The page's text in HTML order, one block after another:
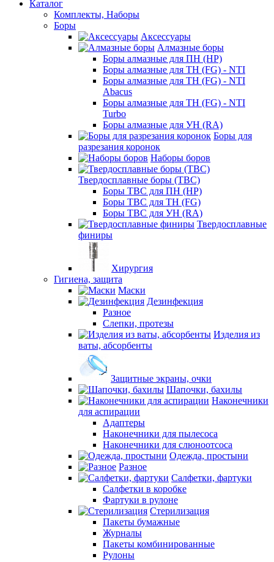
Каталог
Комплекты, Наборы
Боры
Аксессуары
Алмазные боры
Боры алмазные для ПН (HP)
Боры алмазные для ТН (FG) - NTI
Боры алмазные для ТН (FG) - NTI
Abacus
Боры алмазные для ТН (FG) - NTI
Turbo
Боры алмазные для УН (RA)
Боры для
разрезания коронок
Наборы боров
Твердосплавные боры (ТВС)
Боры ТВС для ПН (HP)
Боры ТВС для ТН (FG)
Боры ТВС для УН (RA)
Твердосплавные
финиры
Хирургия
Гигиена, защита
Маски
Дезинфекция
Разное
Слепки, протезы
Изделия из
ваты, абсорбенты
Защитные экраны, очки
Шапочки, бахилы
Наконечники
для аспирации
Адаптеры
Наконечники для пылесоса
Наконечники для слюноотсоса
Одежда, простыни
Разное
Салфетки, фартуки
Салфетки в коробке
Фартуки в рулоне
Стерилизация
Пакеты бумажные
Журналы
Пакеты комбинированные
Рулоны